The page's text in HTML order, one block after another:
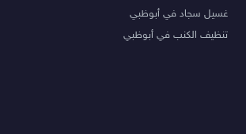
غسيل سجاد في أبوظبي
تنظيف الكنب في أبوظبي